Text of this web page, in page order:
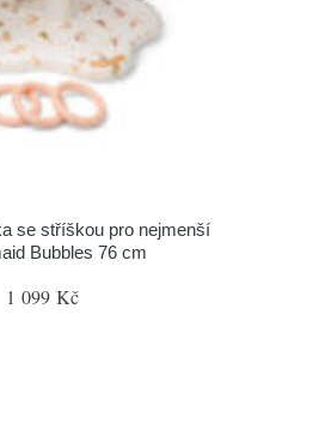
se stříškou pro nejmenší
Bubbles 76 cm
1 099 Kč